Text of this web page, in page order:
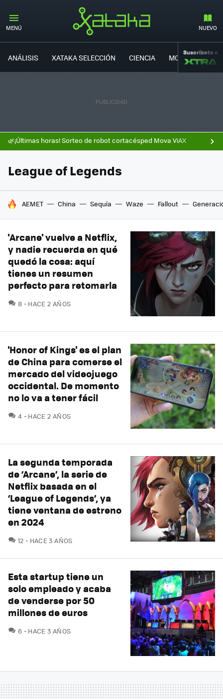
MENÚ NUEVO
ANÁLISIS XATAKA SELECCIÓN CIENCIA MOVILIDAD
Suscríbete a
🌿¡Últimas horas! Sorteo de robot cortacésped Mova ViAX
League of Legends
HOY SE HABLA DE
AEMET China Sequía Waze Fallout
'Arcane' vuelve a Netflix,
y nadie recuerda en qué
quedó la cosa: aquí
tienes un resumen
perfecto para retomarla
8 COMENTARIOS
HACE 2 AÑOS
'Honor of Kings' es el plan
de China para comerse el
mercado del videojuego
occidental. De momento
no lo va a tener fácil
4 COMENTARIOS
HACE 2 AÑOS
La segunda temporada
de ‘Arcane’, la serie de
Netflix basada en el
‘League of Legends’, ya
tiene ventana de estreno
en 2024
12 COMENTARIOS
HACE 3 AÑOS
Esta startup tiene un
solo empleado y acaba
de venderse por 50
millones de euros
6 COMENTARIOS
HACE 3 AÑOS